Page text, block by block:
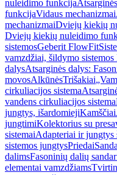
nuleidimo funkcija
funkcijaVidaus mechanizmai
mechanizmaiDviejų kiekių
Dviejų kiekių nuleidimo
sistemosGeberit FlowFit
vamzdžiai, šildymo
dalysAtsarginės dalys:
movosAlkūnėsTrišakiai
cirkuliacijos sistema
vandens cirkuliacijos sistema
jungtys, išardomiejiKamščiai
jungtimiKolektorius su
sistemaiAdapteriai ir jungtys
sistemos jungtysPriedai
dalimsFasoninių dalių
elementai vamzdžiams